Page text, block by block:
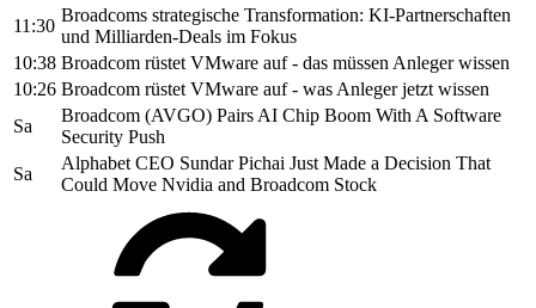
11:30
Broadcoms strategische Transformation: KI-Partnerschaften
und Milliarden-Deals im Fokus
10:38 Broadcom rüstet VMware auf - das müssen Anleger wissen
10:26 Broadcom rüstet VMware auf - was Anleger jetzt wissen
Sa
Broadcom (AVGO) Pairs AI Chip Boom With A Software
Security Push
Sa
Alphabet CEO Sundar Pichai Just Made a Decision That
Could Move Nvidia and Broadcom Stock